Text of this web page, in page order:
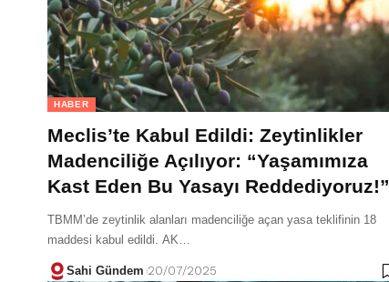
HABER
Meclis’te Kabul Edildi: Zeytinlikler
Madenciliğe Açılıyor: “Yaşamımıza
Kast Eden Bu Yasayı Reddediyoruz!”
TBMM’de zeytinlik alanları madenciliğe açan yasa teklifinin 18
maddesi kabul edildi. AK…
Sahi Gündem 20/07/2025